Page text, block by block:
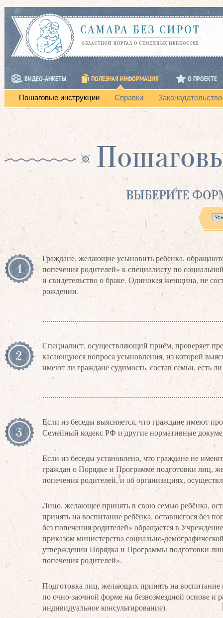
ВИДЕО-АНКЕТЫ ПОЛЕЗНАЯ ИНФОРМАЦИЯ
Пошаговые инструкции Справки Законодательство
О ПРОЕКТЕ
ВЫБЕРИТЕ
1
Граждане, желающие усыновить ребенка,
попечения родителей» к специалисту по
и свидетельство о браке. Одинокая женщина, не
рождении.
2
Специалист, осуществляющий приём, проверяет
касающуюся вопроса усыновления, из которой
имеют ли граждане судимость, состав семьи, есть
3
Если из беседы выясняется, что граждане имеют
Семейный кодекс РФ и другие нормативные
Если из беседы установлено, что граждане не
граждан о Порядке и Программе подготовки лиц,
попечения родителей, и об организациях,
Лицо, желающее принять в свою семью ребёнка,
принять на воспитание ребёнка, оставшегося
без попечения родителей» обращается в
приказом министерства социально-
утверждении Порядка и Программы подготовки
попечения родителей».
Подготовка лиц, желающих принять на воспитание
по очно-заочной форме на безвозмездной основе и
индивидуальное консультирование).